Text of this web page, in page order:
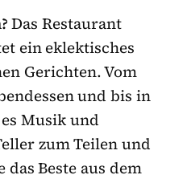
Das Restaurant
ein eklektisches
Gerichten. Vom
und bis in
Musik und
zum Teilen und
Beste aus dem